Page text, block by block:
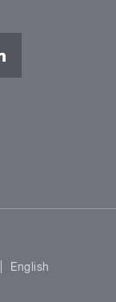
English